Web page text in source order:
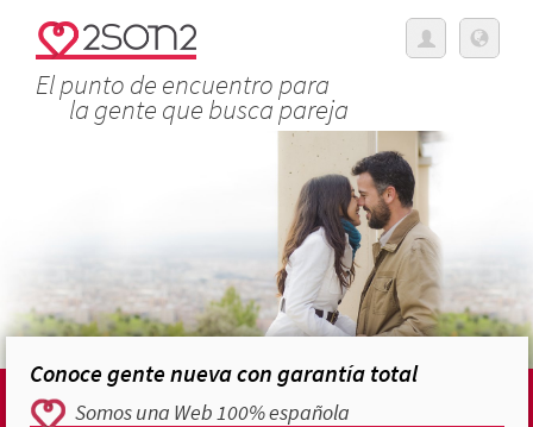
El punto de encuentro para
la gente que busca pareja
Conoce gente nueva con garantía total
Somos una Web 100% española